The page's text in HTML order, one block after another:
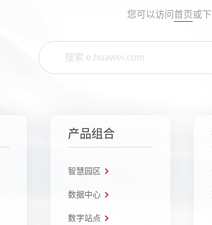
您可以访问 首页或
产品组合
智慧园区
数据中心
数字站点